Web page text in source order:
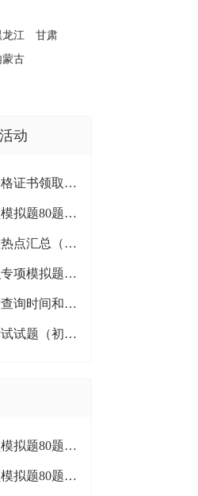
龙江
甘肃
蒙古
动
2021年各省社会工作师资格证书领取通知（更新中...）
社区工作者基层治理专项模拟题80题及答案（更新中...
2022社区工作者考试时政热点汇总（每日更新）
社区公共基础之法律知识专项模拟题150题汇总
2021全国社会工作师成绩查询时间和入口
2021年全国社会工作师考试试题（初级+中级+高级）
社区工作者基层治理专项模拟题80题（34）
社区工作者基层治理专项模拟题80题（33）